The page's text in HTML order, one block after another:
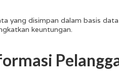
yang disimpan dalam basis
keuntungan.